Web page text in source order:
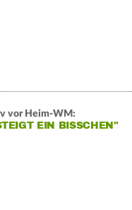
vor Heim-WM:
EIN BISSCHEN"